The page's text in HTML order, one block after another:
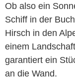
Ob also ein
Schiff in der
Hirsch in den
einem
garantiert ein
an die Wand.